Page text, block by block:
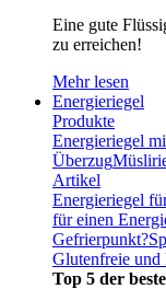
Eine gute
zu erreichen!
Mehr lesen
Energieriegel
Produkte
Energieriegel
Überzug
Artikel
Energieriegel
für einen
Gefrierpunkt?
Glutenfreie und
Top 5 der